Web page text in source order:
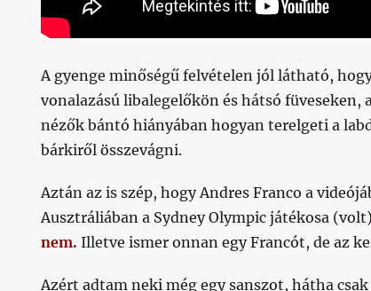
A gyenge minőségű felvételen jól látható,
vonalazású libalegelőkön és hátsó
nézők bántó hiányában hogyan terelgeti a
bárkiről összevágni.
Aztán az is szép, hogy Andres Franco a
Ausztráliában a Sydney Olympic játékosa
nem. Illetve ismer onnan egy Francót, de az
Azért adtam neki még egy sanszot, hátha